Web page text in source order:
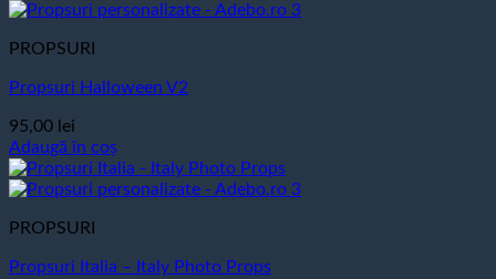
PROPSURI
Propsuri Halloween V2
95,00 lei
Adaugă în coș
PROPSURI
Propsuri Italia – Italy Photo Props